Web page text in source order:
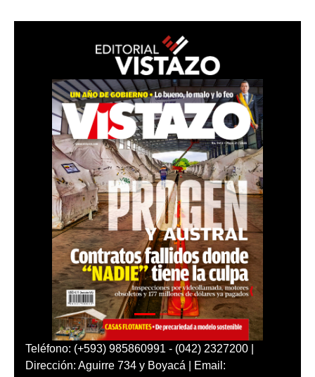
Teléfono: (+593) 985860991 - (042) 2327200 |
Dirección: Aguirre 734 y Boyacá | Email: